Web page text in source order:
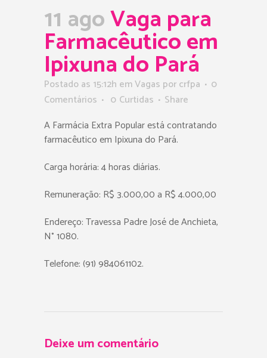
11 agoVaga para
Farmacêutico em
Ipixuna do Pará
Postado as 15:12h emVagas porcrfpa
0
Comentários
0 Curtidas
Share
A Farmácia Extra Popular está contratando
farmacêutico em Ipixuna do Pará.
Carga horária: 4 horas diárias.
Remuneração: R$ 3.000,00 a R$ 4.000,00
Endereço: Travessa Padre José de Anchieta,
N° 1080.
Telefone: (91) 984061102.
Deixe um comentário